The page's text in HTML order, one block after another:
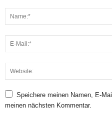
Speichere meinen Namen, E-
meinen nächsten Kommentar.